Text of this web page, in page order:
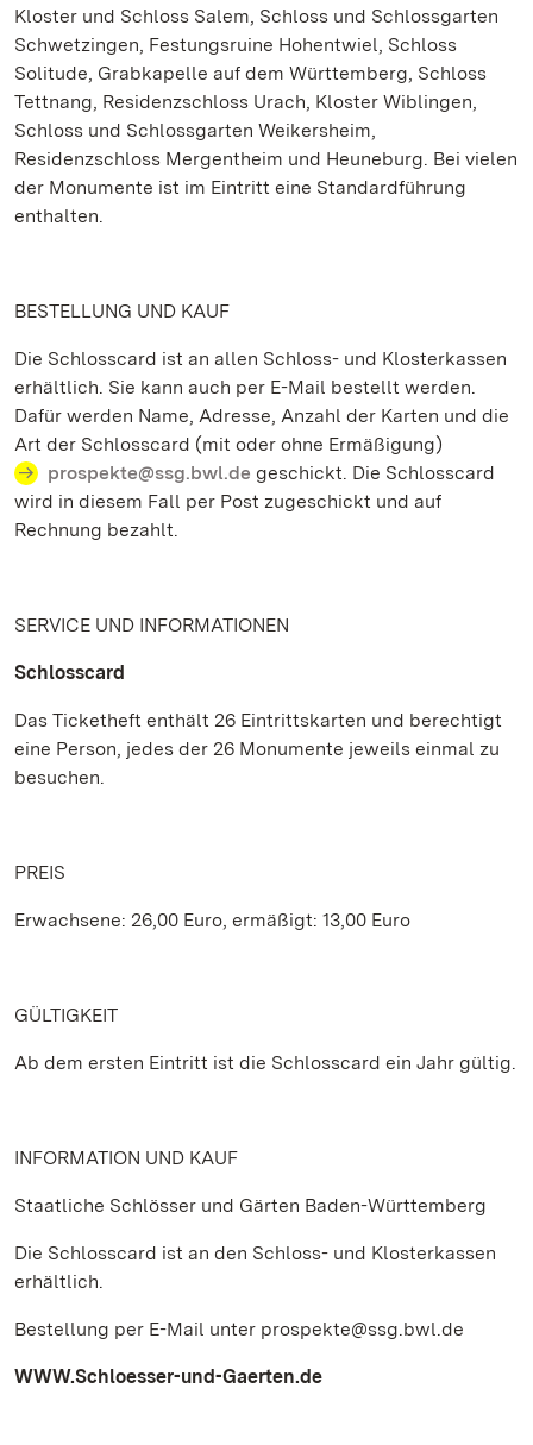
Kloster und Schloss Salem, Schloss und Schlossgarten
Schwetzingen, Festungsruine Hohentwiel, Schloss
Solitude, Grabkapelle auf dem Württemberg, Schloss
Tettnang, Residenzschloss Urach, Kloster Wiblingen,
Schloss und Schlossgarten Weikersheim,
Residenzschloss Mergentheim und Heuneburg. Bei vielen
der Monumente ist im Eintritt eine Standardführung
enthalten.
BESTELLUNG UND KAUF
Die Schlosscard ist an allen Schloss- und Klosterkassen
erhältlich. Sie kann auch per E-Mail bestellt werden.
Dafür werden Name, Adresse, Anzahl der Karten und die
Art der Schlosscard (mit oder ohne Ermäßigung)
prospekte@ssg.bwl.de geschickt. Die Schlosscard
wird in diesem Fall per Post zugeschickt und auf
Rechnung bezahlt.
SERVICE UND INFORMATIONEN
Schlosscard
Das Ticketheft enthält 26 Eintrittskarten und berechtigt
eine Person, jedes der 26 Monumente jeweils einmal zu
besuchen.
PREIS
Erwachsene: 26,00 Euro, ermäßigt: 13,00 Euro
GÜLTIGKEIT
Ab dem ersten Eintritt ist die Schlosscard ein Jahr gültig.
INFORMATION UND KAUF
Staatliche Schlösser und Gärten Baden-Württemberg
Die Schlosscard ist an den Schloss- und Klosterkassen
erhältlich.
Bestellung per E-Mail unter prospekte@ssg.bwl.de
WWW.Schloesser-und-Gaerten.de